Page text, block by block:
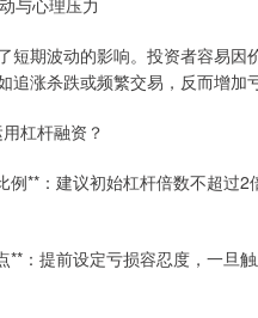
短期波动的影响。投资者容易因
追涨杀跌或频繁交易，反而增加
杠杆融资？
例**：建议初始杠杆倍数不超过2
**：提前设定亏损容忍度，一旦